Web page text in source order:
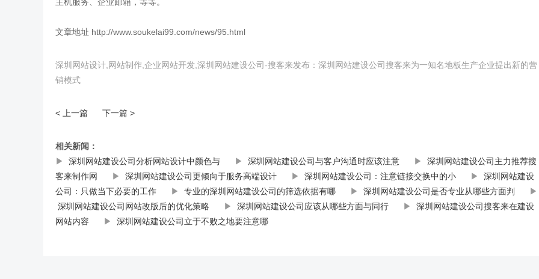
文章地址 http://www.soukelai99.com/news/95.html
深圳网站设计,网站制作,企业网站开发,深圳网站建设公司-搜客来发布：深圳网站建设公司搜客来为一知名地板生产企业提出新的营
销模式
< 上一篇 下一篇 >
相关新闻：
▶ 深圳网站建设公司分析网站设计中颜色与 ▶ 深圳网站建设公司与客户沟通时应该注意 ▶ 深圳网站建设公司主力推荐搜
客来制作网
▶ 深圳网站建设公司更倾向于服务高端设计 ▶ 深圳网站建设公司：注意链接交换中的小 ▶ 深圳网站建设
公司：只做当下必要的工作 ▶ 专业的深圳网站建设公司的筛选依据有哪 ▶ 深圳网站建设公司是否专业从哪些方面判
▶
深圳网站建设公司网站改版后的优化策略 ▶ 深圳网站建设公司应该从哪些方面与同行 ▶ 深圳网站建设公司搜客来在建设
网站内容 ▶ 深圳网站建设公司立于不败之地要注意哪